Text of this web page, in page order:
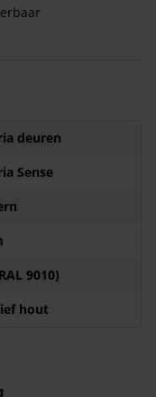
deuren
Sense
9010)
hout